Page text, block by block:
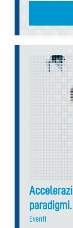
paradigmi.
Eventi